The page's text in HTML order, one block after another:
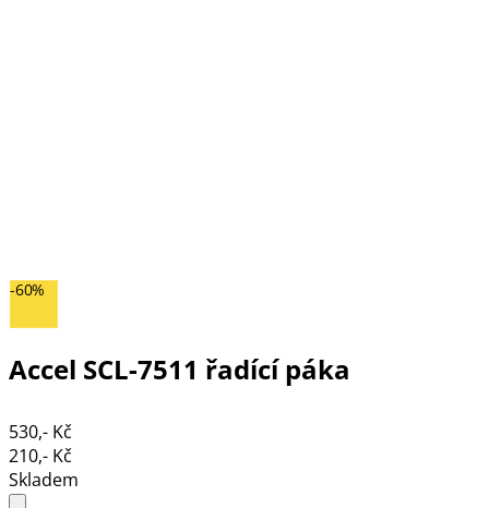
-60%
Accel SCL-7511 řadící páka
530,- Kč
210,- Kč
Skladem